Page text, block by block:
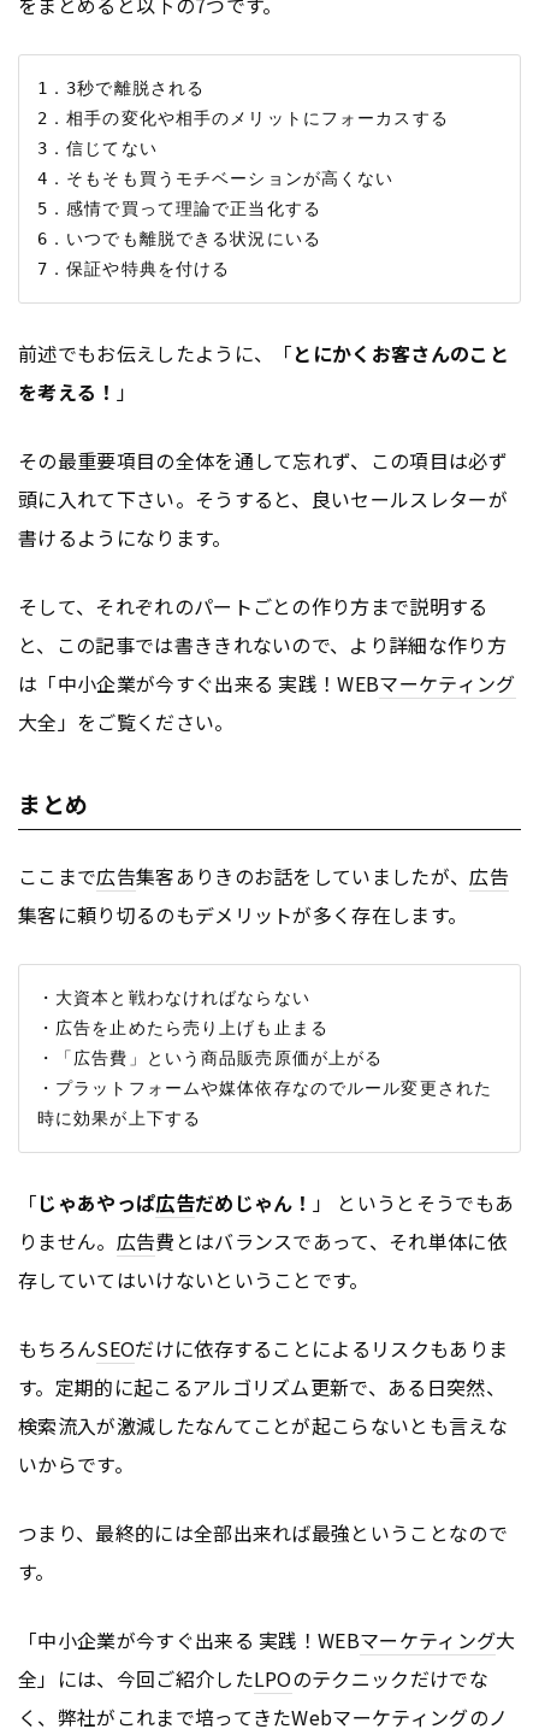
1．3秒で離脱される
2．相手の変化や相手のメリットにフォーカスする
3．信じてない
4．そもそも買うモチベーションが高くない
5．感情で買って理論で正当化する
6．いつでも離脱できる状況にいる
前述でもお伝えしたように、「とにかくお客さんのこと
を考える！ 」
その最重要項目の全体を通して忘れず、この項目は必ず
頭に入れて下さい。そうすると、良いセールスレターが
書けるようになります。
そして、それぞれのパートごとの作り方まで説明する
と、この記事では書ききれないので、より詳細な作り方
は「中小企業が今すぐ出来る 実践！WEBマーケティング
大全」をご覧ください。
まとめ
ここまで広告集客ありきのお話をしていましたが、広告
集客に頼り切るのもデメリットが多く存在します。
・大資本と戦わなければならない
・広告を止めたら売り上げも止まる
・「広告費」という商品販売原価が上がる
・プラットフォームや媒体依存なのでルール変更された
「じゃあやっぱ広告だめじゃん！ 」 というとそうでもあ
りません。 広告費とはバランスであって、それ単体に依
存していてはいけないということです。
もちろんSEOだけに依存することによるリスクもありま
す。定期的に起こるアルゴリズム更新で、ある日突然、
検索流入が激減したなんてことが起こらないとも言えな
いからです。
つまり、最終的には全部出来れば最強ということなので
す。
「中小企業が今すぐ出来る 実践！WEBマーケティング大
全」には、今回ご紹介したLPOのテクニックだけでな
く、弊社がこれまで培ってきたWebマーケティングのノ